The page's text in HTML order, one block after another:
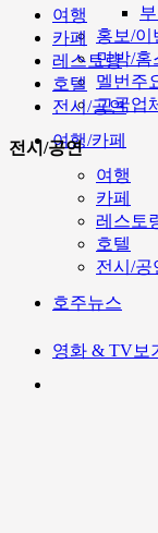
홍보/이
민박/홈
멜번주
고국업
여행/카페
여행
카페
레스토
호텔
전시/공
호주뉴스
영화 & TV보
여행
카페
레스토랑
호텔
전시/공연
전시/공연